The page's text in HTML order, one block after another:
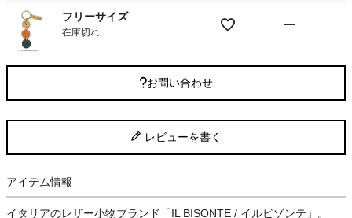
フリーサイズ
在庫切れ
—
お問い合わせ
レビューを書く
アイテム情報
イタリアのレザー小物ブランド「IL BISONTE / イルビゾンテ」。